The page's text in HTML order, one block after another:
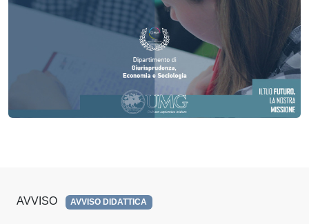
AVVISO AVVISO DIDATTICA